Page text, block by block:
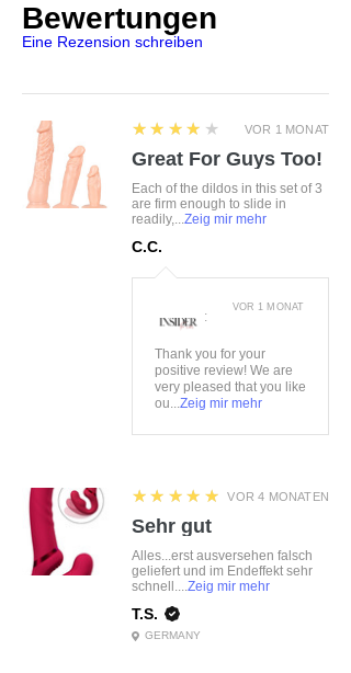
Bewertungen
Eine Rezension schreiben
VOR 1 MONAT
4
★★★★★
Great For Guys Too!
Each of the dildos in this set of 3
are firm enough to slide in
readily,...Zeig mir mehr
C.C.
:
Thank you for your
positive review! We are
very pleased that you like
ou...Zeig mir mehr
VOR 1 MONAT
VOR 4 MONATEN
5
★★★★★
Sehr gut
Alles...erst ausversehen falsch
geliefert und im Endeffekt sehr
schnell....Zeig mir mehr
T.S.
GERMANY